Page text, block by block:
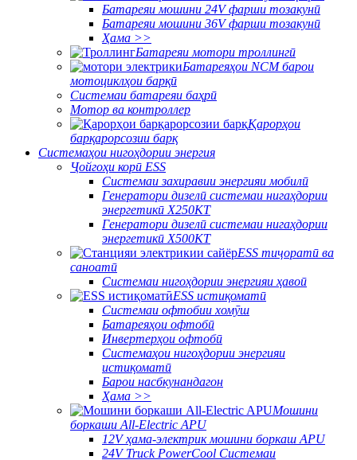
Батареяи мошини 24V фарши тозакунӣ
Батареяи мошини 36V фарши тозакунӣ
Ҳама >>
Батареяи мотори троллингӣ
Батареяҳои NCM барои
мотоциклҳои барқӣ
Системаи батареяи баҳрӣ
Мотор ва контроллер
Қарорҳои
барқарорсозии барқ
Системаҳои нигоҳдории энергия
Ҷойгоҳи корӣ ESS
Системаи захиравии энергияи мобилӣ
Генератори дизелӣ системаи нигаҳдории
энергетикӣ X250KT
Генератори дизелӣ системаи нигаҳдории
энергетикӣ X500KT
ESS тиҷоратӣ ва
саноатӣ
Системаи нигоҳдории энергияи ҳавоӣ
ESS истиқоматӣ
Системаи офтобии хомӯш
Батареяҳои офтобӣ
Инвертерҳои офтобӣ
Системаҳои нигоҳдории энергияи
истиқоматӣ
Барои насбкунандагон
Ҳама >>
Мошини
боркаши All-Electric APU
12V ҳама-электрик мошини боркаш APU
24V Truck PowerCool Системаи